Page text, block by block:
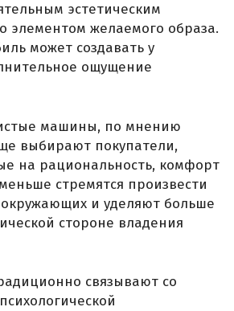
эстетическим
элементом желаемого образа.
может создавать у
ощущение
машины, по мнению
выбирают покупатели,
на рациональность, комфорт
стремятся произвести
и уделяют больше
стороне владения
связывают со